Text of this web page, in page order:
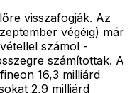
visszafogják. Az
végéig) már
számol -
számítottak. A
16,3 milliárd
2,9 milliárd